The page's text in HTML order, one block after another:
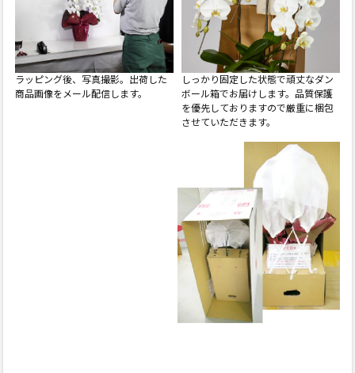
ラッピング後、写真撮影。出荷 した
商品画像をメール配信します。
しっかり固定した状態で頑丈なダン
ボール箱でお届けします。品質保護
を優先しておりますので厳重に梱包
させていただきます。